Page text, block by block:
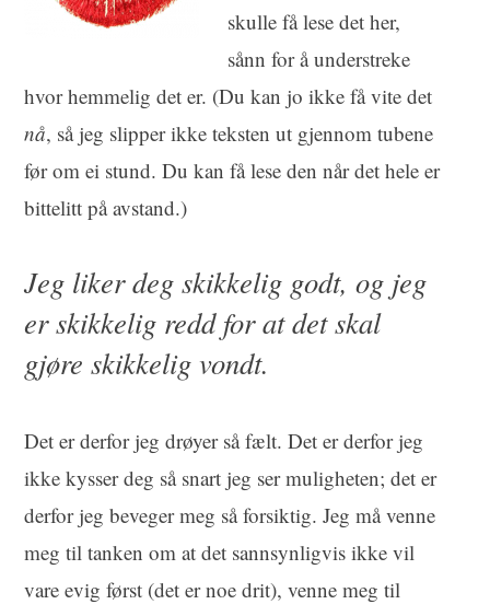
skulle få lese det her,
sånn for å understreke
hvor hemmelig det er. (Du kan jo ikke få vite det
nå, så jeg slipper ikke teksten ut gjennom tubene
før om ei stund. Du kan få lese den når det hele er
bittelitt på avstand.)
Jeg liker deg skikkelig godt, og jeg
er skikkelig redd for at det skal
gjøre skikkelig vondt.
Det er derfor jeg drøyer så fælt. Det er derfor jeg
ikke kysser deg så snart jeg ser muligheten; det er
derfor jeg beveger meg så forsiktig. Jeg må venne
meg til tanken om at det sannsynligvis ikke vil
vare evig først (det er noe drit), venne meg til